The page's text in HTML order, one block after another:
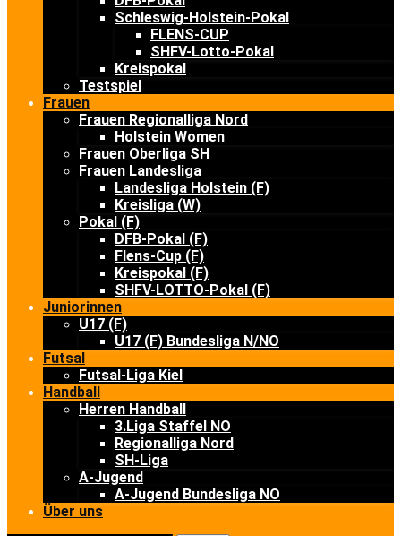
Schleswig-Holstein-Pokal
FLENS-CUP
SHFV-Lotto-Pokal
Kreispokal
Testspiel
Frauen
Frauen Regionalliga Nord
Holstein Women
Frauen Oberliga SH
Frauen Landesliga
Landesliga Holstein (F)
Kreisliga (W)
Pokal (F)
DFB-Pokal (F)
Flens-Cup (F)
Kreispokal (F)
SHFV-LOTTO-Pokal (F)
Juniorinnen
U17 (F)
U17 (F) Bundesliga N/NO
Futsal
Futsal-Liga Kiel
Handball
Herren Handball
3.Liga Staffel NO
Regionalliga Nord
SH-Liga
A-Jugend
A-Jugend Bundesliga NO
Über uns